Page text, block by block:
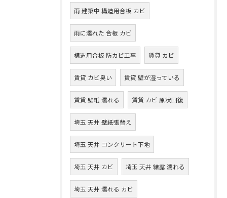
雨 建築中 構造用合板 カビ
雨に濡れた 合板 カビ
構造用合板 防カビ工事 賃貸 カビ
賃貸 カビ臭い 賃貸 壁が湿っている
賃貸 壁紙 濡れる 賃貸 カビ 原状回復
埼玉 天井 壁紙張替え
埼玉 天井 コンクリート下地
埼玉 天井 カビ 埼玉 天井 結露 濡れる
埼玉 天井 濡れる カビ